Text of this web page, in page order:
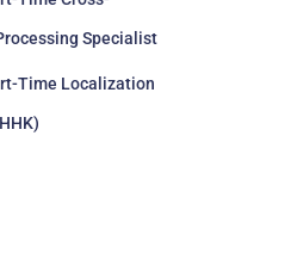
Specialist
Time Localization